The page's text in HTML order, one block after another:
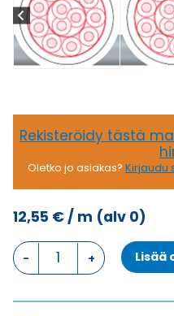
Rekisteröidy tästä
Oletko jo asiakas? Kirjaudu
12,55 €/ m (alv 0)
Ketjukaapeli
KAWEFLEX
SK-
Lisää